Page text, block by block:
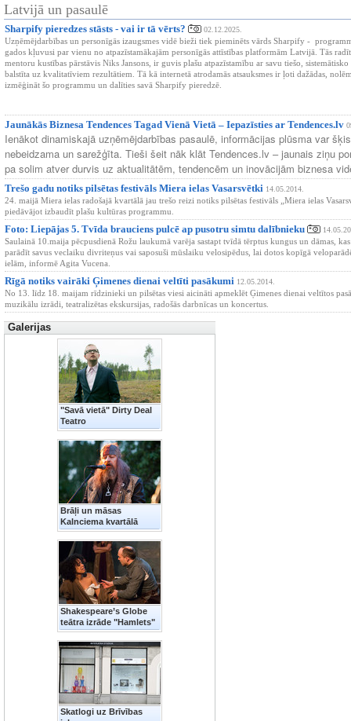
Latvijā un pasaulē
Sharpify pieredzes stāsts - vai ir tā vērts? 02.12.2025.
Uzņēmējdarbības un personīgās izaugsmes vidē bieži tiek pieminēts vārds Sharpify -
gados kļuvusi par vienu no atpazīstamākajām personīgās attīstības platformām Latvijā. Tās
mentoru kustības pārstāvis Niks Jansons, ir guvis plašu atpazīstamību ar savu tiešo, sistemātisko
balstīta uz kvalitatīviem rezultātiem. Tā kā internetā atrodamās atsauksmes ir ļoti dažādas,
izmēģināt šo programmu un dalīties savā Sharpify pieredzē
Jaunākās Biznesa Tendences Tagad Vienā Vietā – Iepazīsties ar Tendences.lv
Ienākot dinamiskajā uzņēmējdarbības pasaulē, informācijas plūsma var
nebeidzama un sarežģīta. Tieši šeit nāk klāt Tendences.lv – jaunais ziņu
pa solim atver durvis uz aktualitātēm, tendencēm un inovācijām biznesa
Trešo gadu notiks pilsētas festivāls Miera ielas Vasarsvētki 14.05.2014.
24. maijā Miera ielas radošajā kvartālā jau trešo reizi notiks pilsētas festivāls „Miera ielas
piedāvājot izbaudīt plašu kultūras programmu.
Foto: Liepājas 5. Tvīda brauciens pulcē ap pusotru simtu dalībnieku
Saulainā 10.maija pēcpusdienā Rožu laukumā varēja sastapt tvīdā tērptus kungus un dāmas,
parādīt savus veclaiku divriteņus vai saposuši mūslaiku velosipēdus, lai dotos kopīgā
ielām, informē Agita Vucena.
Rīgā notiks vairāki Ģimenes dienai veltīti pasākumi 12.05.2014.
No 13. līdz 18. maijam rīdzinieki un pilsētas viesi aicināti apmeklēt Ģimenes dienai veltītos
muzikālu izrādi, teatralizētas ekskursijas, radošās darbnīcas un koncertus.
Galerijas
"Savā vietā" Dirty Deal
Teatro
Brāļi un māsas
Kalnciema kvartālā
Shakespeare’s Globe
teātra izrāde "Hamlets"
Skatlogi uz Brīvības